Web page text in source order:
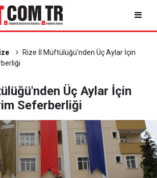
Rize İl Müftülüğü'nden Üç Aylar İçin
Üç Aylar İçin
Seferberliği